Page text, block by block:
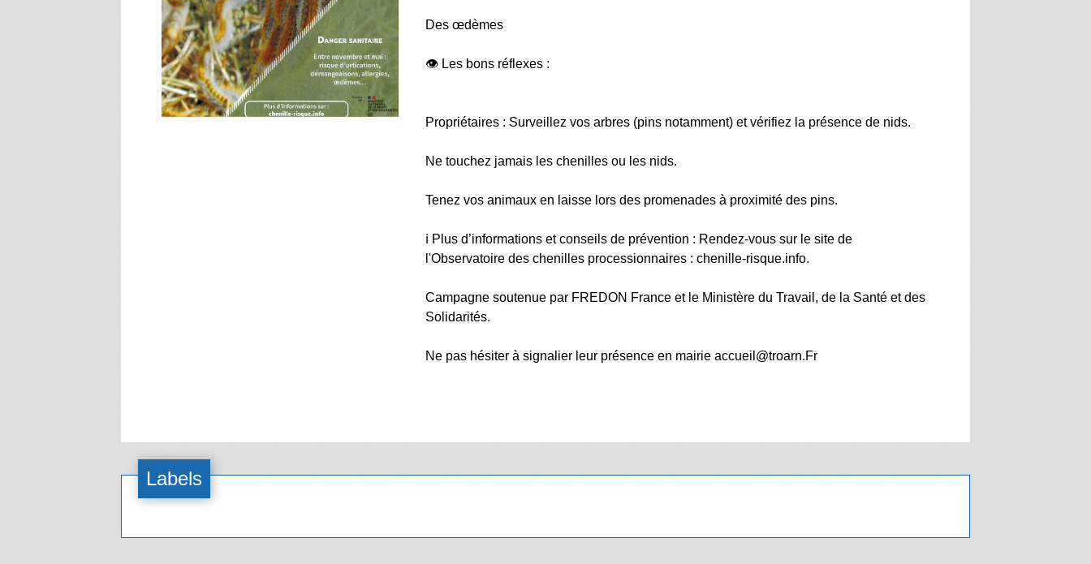
Des œdèmes
👁️ Les bons réflexes :
Propriétaires : Surveillez vos arbres (pins notamment) et vérifiez la présence de nids.
Ne touchez jamais les chenilles ou les nids.
Tenez vos animaux en laisse lors des promenades à proximité des pins.
ℹ️ Plus d’informations et conseils de prévention : Rendez-vous sur le site de
l'Observatoire des chenilles processionnaires : chenille-risque.info.
Campagne soutenue par FREDON France et le Ministère du Travail, de la Santé et des
Solidarités.
Ne pas hésiter à signalier leur présence en mairie accueil@troarn.Fr
Labels